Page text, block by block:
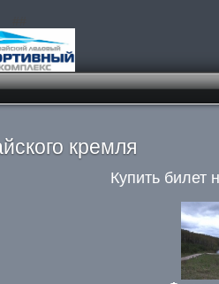
кремля
Купить билет